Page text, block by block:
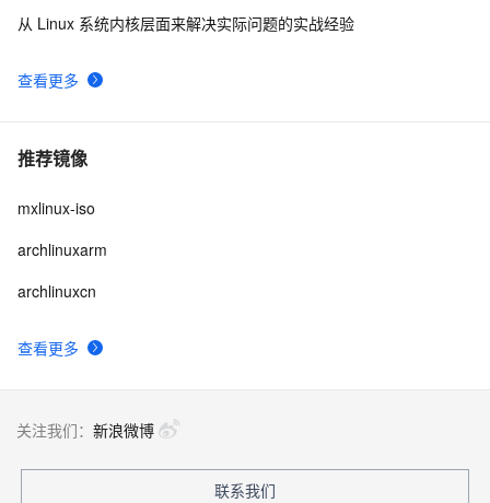
查看更多
从 Linux 系统内核层面来解决实际问题的实战经验
推荐镜像
查看更多
mxlinux-iso
archlinuxarm
archlinuxcn
关注我们： 新浪微博
联系我们